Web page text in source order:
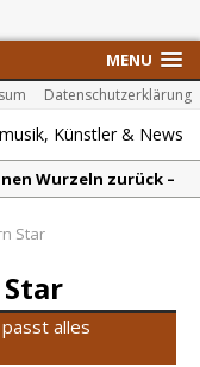
MENU
Datenschutzerklärung
Wurzeln zurück –
It“ nach –
ständigen
Star
alles